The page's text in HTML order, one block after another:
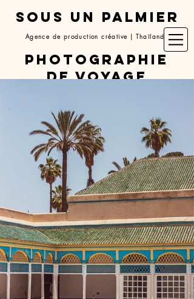
SOUS UN PALMIER
Agence de production créative | Thaïlande
Photographie
de voyage